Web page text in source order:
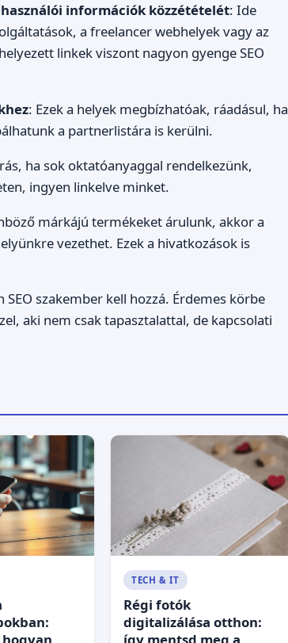
információk közzétételét: Ide
a freelancer webhelyek vagy az
linkek viszont nagyon gyenge SEO
: Ezek a helyek megbízhatóak, ráadásul, ha
a partnerlistára is kerülni.
ha sok oktatóanyaggal rendelkezünk,
ingyen linkelve minket.
márkájú termékeket árulunk, akkor a
vezethet. Ezek a hivatkozások is
szakember kell hozzá. Érdemes körbe
aki nem csak tapasztalattal, de kapcsolati
TECH & IT
Régi fotók
digitalizálása otthon:
így mentsd meg a